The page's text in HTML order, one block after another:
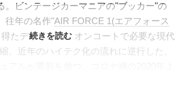
。ビンテージカーマニアの"ブッカー"の
往年の名作"AIR FORCE 1(エアフォース
たデザインに、オンコートで必要な現代
。近年のハイテク化の流れに逆行した、
続きを読む